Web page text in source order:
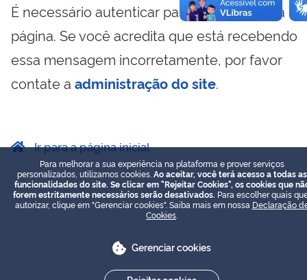
É necessário autenticar para visualizar essa
página. Se você acredita que está recebendo
essa mensagem incorretamente, por favor
contate a administração do site.
Ir para a página inicial
Para melhorar a sua experiência na plataforma e prover serviços
personalizados, utilizamos cookies. Ao aceitar, você terá acesso a todas as
funcionalidades do site. Se clicar em "Rejeitar Cookies", os cookies que
forem estritamente necessários serão desativados. Para escolher quais
autorizar, clique em "Gerenciar cookies". Saiba mais em nossa Declaração
Cookies
Gerenciar cookies